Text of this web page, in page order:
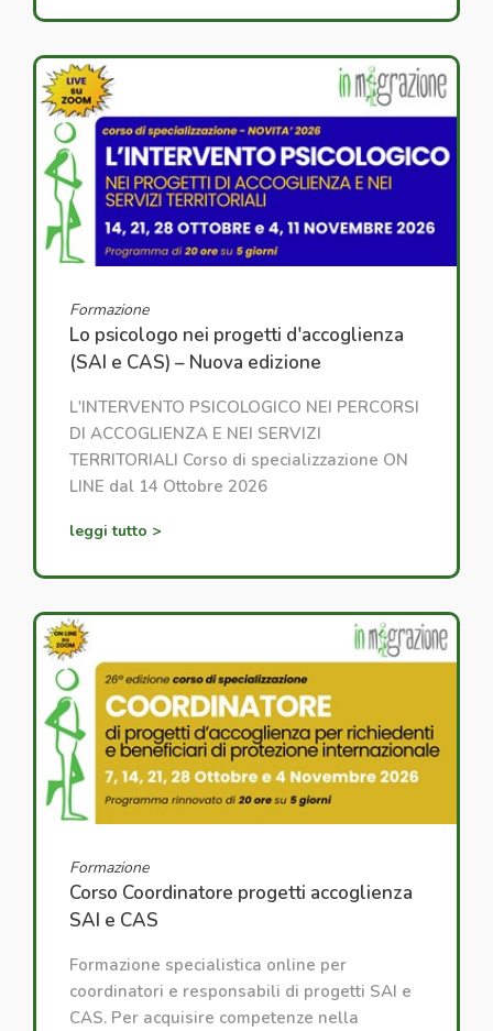
Formazione
Lo psicologo nei progetti d'accoglienza
(SAI e CAS) – Nuova edizione
L'INTERVENTO PSICOLOGICO NEI PERCORSI
DI ACCOGLIENZA E NEI SERVIZI
TERRITORIALI Corso di specializzazione ON
LINE dal 14 Ottobre 2026
leggi tutto >
Formazione
Corso Coordinatore progetti accoglienza
SAI e CAS
Formazione specialistica online per
coordinatori e responsabili di progetti SAI e
CAS. Per acquisire competenze nella